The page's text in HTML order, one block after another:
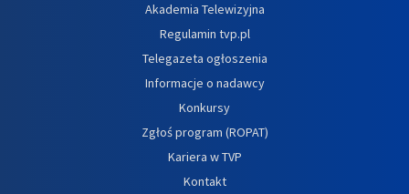
Akademia Telewizyjna
Regulamin tvp.pl
Telegazeta ogłoszenia
Informacje o nadawcy
Konkursy
Zgłoś program (ROPAT)
Kariera w TVP
Kontakt